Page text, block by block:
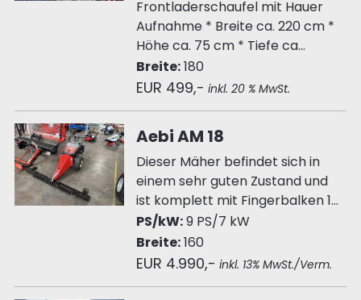
Frontladerschaufel mit Hauer
Aufnahme * Breite ca. 220 cm *
Höhe ca. 75 cm * Tiefe ca...
Breite:180
EUR 499,- inkl. 20 % MwSt.
Aebi AM 18
Dieser Mäher befindet sich in
einem sehr guten Zustand und
ist komplett mit Fingerbalken 1...
PS/kW:9 PS/7 kW
Breite:160
EUR 4.990,- inkl. 13% MwSt./Verm.